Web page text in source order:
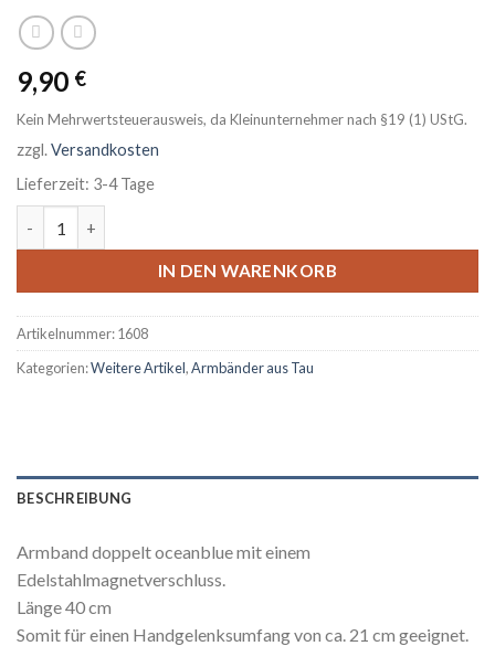
9,90 €
Kein Mehrwertsteuerausweis, da Kleinunternehmer nach §19 (1) UStG.
zzgl.Versandkosten
Lieferzeit: 3-4 Tage
IN DEN WARENKORB
Artikelnummer:1608
Kategorien:Weitere Artikel,Armbänder aus Tau
BESCHREIBUNG
Armband doppelt oceanblue mit einem
Edelstahlmagnetverschluss.
Länge 40 cm
Somit für einen Handgelenksumfang von ca. 21 cm geeignet.